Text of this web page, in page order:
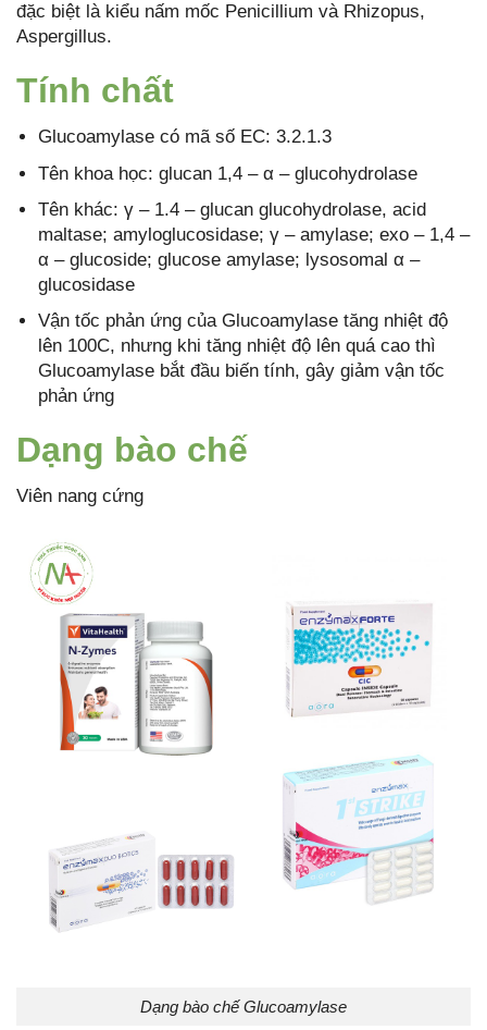
đặc biệt là kiểu nấm mốc Penicillium và Rhizopus,
Aspergillus.
Tính chất
Glucoamylase có mã số EC: 3.2.1.3
Tên khoa học: glucan 1,4 – α – glucohydrolase
Tên khác: γ – 1.4 – glucan glucohydrolase, acid
maltase; amyloglucosidase; γ – amylase; exo – 1,4 –
α – glucoside; glucose amylase; lysosomal α –
glucosidase
Vận tốc phản ứng của Glucoamylase tăng nhiệt độ
lên 100C, nhưng khi tăng nhiệt độ lên quá cao thì
Glucoamylase bắt đầu biến tính, gây giảm vận tốc
phản ứng
Dạng bào chế
Viên nang cứng
Dạng bào chế Glucoamylase